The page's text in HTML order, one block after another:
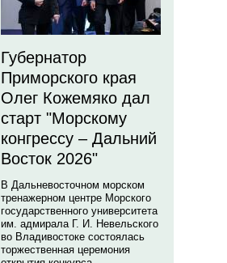
Губернатор
Приморского края
Олег Кожемяко дал
старт "Морскому
конгрессу – Дальний
Восток 2026"
В Дальневосточном морском
тренажерном центре Морского
государственного университета
им. адмирала Г. И. Невельского
во Владивостоке состоялась
торжественная церемония